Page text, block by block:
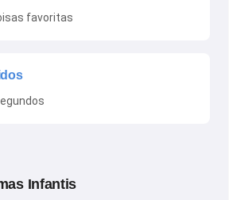
favoritas
Infantis